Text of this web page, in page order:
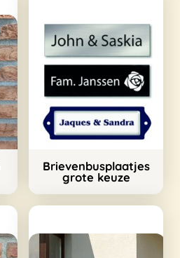
Brievenbusplaatjes
grote keuze